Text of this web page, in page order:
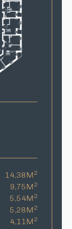
14,38M 2
9,75M 2
5,54M 2
5,28M 2
4,11M 2